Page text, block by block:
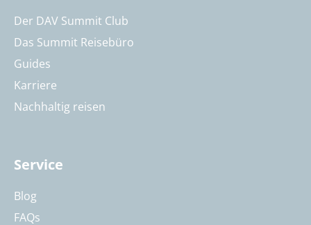
Der DAV Summit Club
Das Summit Reisebüro
Guides
Karriere
Nachhaltig reisen
Service
Blog
FAQs